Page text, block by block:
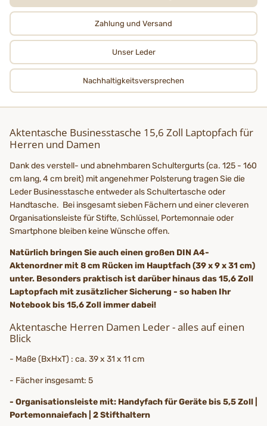
Zahlung und Versand
Unser Leder
Nachhaltigkeits­­­versprechen
Aktentasche Businesstasche 15,6 Zoll Laptopfach für
Herren und Damen
Dank des verstell- und abnehmbaren Schultergurts (ca. 125 - 160
cm lang, 4 cm breit) mit angenehmer Polsterung tragen Sie die
Leder Businesstasche entweder als Schultertasche oder
Handtasche. Bei insgesamt sieben Fächern und einer cleveren
Organisationsleiste für Stifte, Schlüssel, Portemonnaie oder
Smartphone bleiben keine Wünsche offen.
Natürlich bringen Sie auch einen großen DIN A4-
Aktenordner mit 8 cm Rücken im Hauptfach (39 x 9 x 31 cm)
unter. Besonders praktisch ist darüber hinaus das 15,6 Zoll
Laptopfach mit zusätzlicher Sicherung - so haben Ihr
Notebook bis 15,6 Zoll immer dabei!
Aktentasche Herren Damen Leder - alles auf einen
Blick
- Maße (BxHxT) : ca. 39 x 31 x 11 cm
- Fächer insgesamt: 5
- Organisationsleiste mit: Handyfach für Geräte bis 5,5 Zoll |
Portemonnaiefach | 2 Stifthaltern